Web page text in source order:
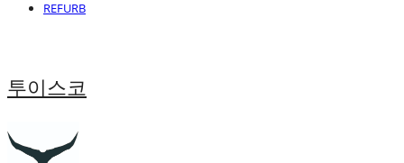
REFURB
투이스코